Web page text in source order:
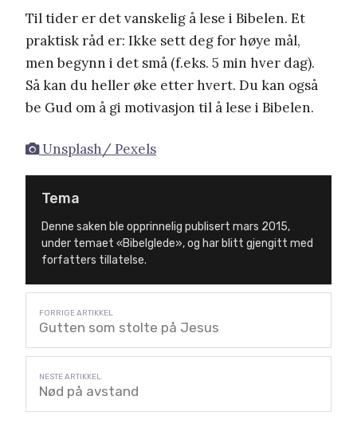
Til tider er det vanskelig å lese i Bibelen. Et
praktisk råd er: Ikke sett deg for høye mål,
men begynn i det små (f.eks. 5 min hver dag).
Så kan du heller øke etter hvert. Du kan også
be Gud om å gi motivasjon til å lese i Bibelen.
Unsplash/ Pexels
Tema
Denne saken ble opprinnelig publisert mars 2015,
under temaet «Bibelglede», og har blitt gjengitt med
forfatters tillatelse.
Gutten som stolte på Jesus
Nød på avstand